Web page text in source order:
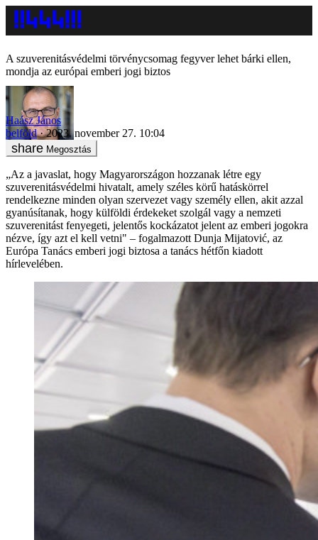
A szuverenitásvédelmi törvénycsomag fegyver lehet bárki ellen,
mondja az európai emberi jogi biztos
Haász János
belföld
2023. november 27. 10:04
Megosztás
„Az a javaslat, hogy Magyarországon hozzanak létre egy
szuverenitásvédelmi hivatalt, amely széles körű hatáskörrel
rendelkezne minden olyan szervezet vagy személy ellen, akit azzal
gyanúsítanak, hogy külföldi érdekeket szolgál vagy a nemzeti
szuverenitást fenyegeti, jelentős kockázatot jelent az emberi jogokra
nézve, így azt el kell vetni" – fogalmazott Dunja Mijatović, az
Európa Tanács emberi jogi biztosa a tanács hétfőn kiadott
hírlevelében.